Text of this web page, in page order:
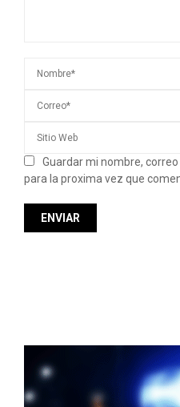
Guardar mi nombre,
para la proxima vez que